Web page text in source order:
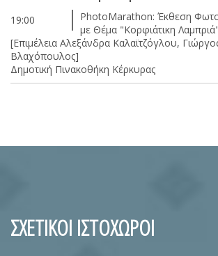
19:00
PhotoMarathon: Έκθεση
με Θέμα "Κορφιάτικη
[Επιμέλεια Αλεξάνδρα Καλαϊτζόγλου,
Βλαχόπουλος]
Δημοτική Πινακοθήκη Κέρκυρας
ΣΧΕΤΙΚΟΙ ΙΣΤΟΧΩΡΟΙ